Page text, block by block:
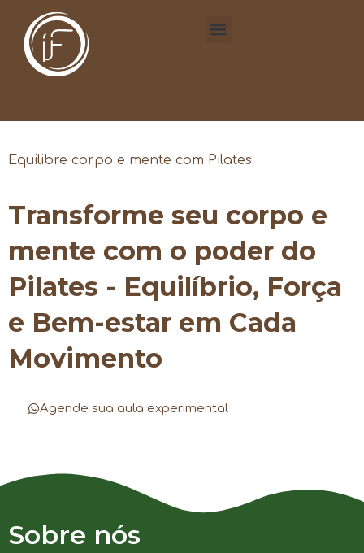
Equilibre corpo e mente com Pilates
Transforme seu corpo e
mente com o poder do
Pilates - Equilíbrio, Força
e Bem-estar em Cada
Movimento
Agende sua aula experimental
Sobre nós